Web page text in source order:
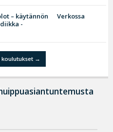
– käytännön
-
Verkossa
koulutukset